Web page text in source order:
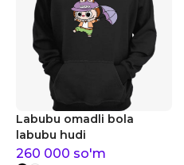
Labubu omadli bola
labubu hudi
260 000 so'm